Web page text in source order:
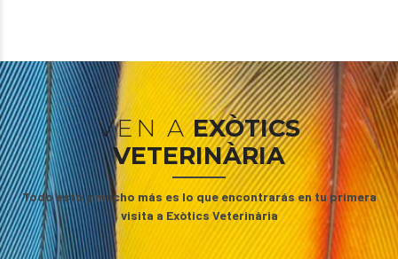
VEN AEXÒTICS
VETERINÀRIA
Todo esto y mucho más es lo que encontrarás en tu primera
visita a Exòtics Veterinària